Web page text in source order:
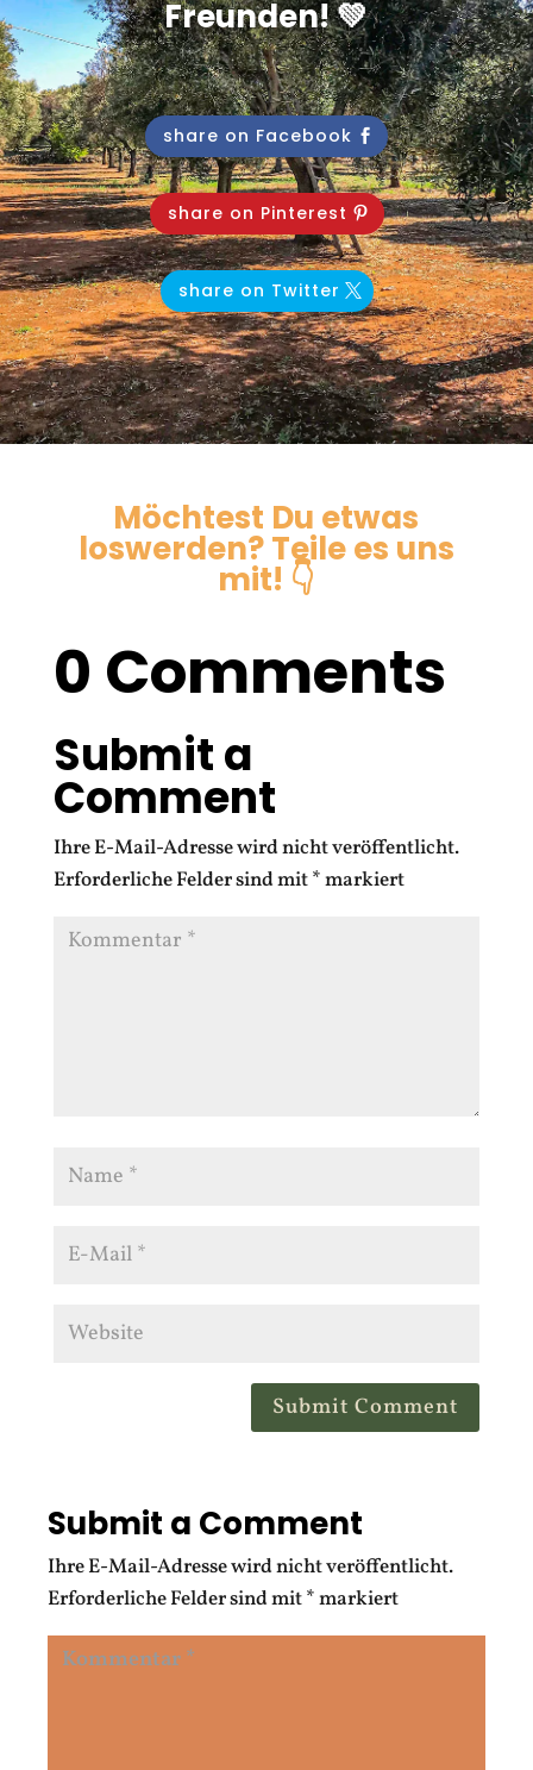
Freunden! 💚
share on Facebook
share on Pinterest
share on Twitter
Möchtest Du etwas
loswerden? Teile es uns
mit! 👇
0 Comments
Submit a
Comment
Ihre E-Mail-Adresse wird nicht veröffentlicht.
Erforderliche Felder sind mit*markiert
Submit Comment
Submit a Comment
Ihre E-Mail-Adresse wird nicht veröffentlicht.
Erforderliche Felder sind mit*markiert